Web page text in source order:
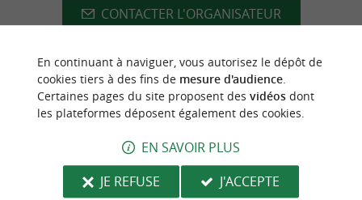
CONTACTER L'ORGANISATEUR
dernière mise à jour :
Source :Evènement proposé par un internaute
En continuant à naviguer, vous autorisez le dépôt de
cookies tiers à des fins de mesure d'audience.
Certaines pages du site proposent des vidéosdont
les plateformes déposent également des cookies.
EN SAVOIR PLUS
JE REFUSE
J'ACCEPTE